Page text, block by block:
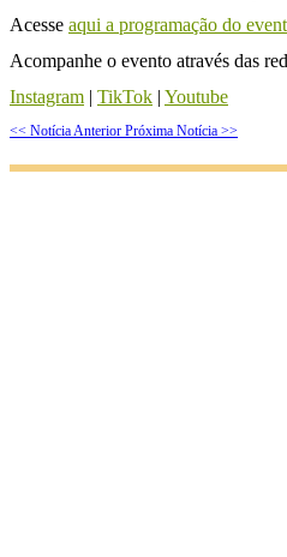
Acesse aqui a programação do
Acompanhe o evento através das
Instagram | TikTok | Youtube
<< Notícia Anterior Próxima Notícia >>